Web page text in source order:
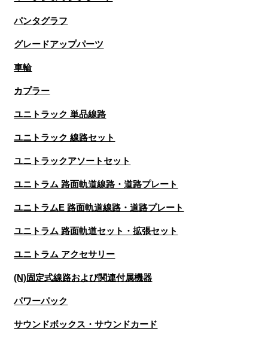
パンタグラフ
グレードアップパーツ
車輪
カプラー
ユニトラック 単品線路
ユニトラック 線路セット
ユニトラックアソートセット
ユニトラム 路面軌道線路・道路プレート
ユニトラムE 路面軌道線路・道路プレート
ユニトラム 路面軌道セット・拡張セット
ユニトラム アクセサリー
(N)固定式線路および関連付属機器
パワーパック
サウンドボックス・サウンドカード